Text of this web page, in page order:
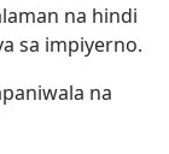
na hindi
sa impiyerno.
na